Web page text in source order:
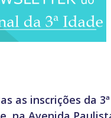
as inscrições da